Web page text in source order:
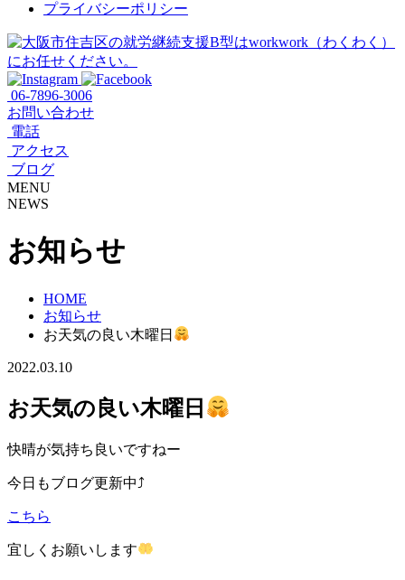
プライバシーポリシー
06-7896-3006
お問い合わせ
電話
アクセス
ブログ
MENU
NEWS
お知らせ
HOME
お知らせ
お天気の良い木曜日
2022.03.10
お天気の良い木曜日
快晴が気持ち良いですねー
今日もブログ更新中⤴︎
こちら
宜しくお願いします